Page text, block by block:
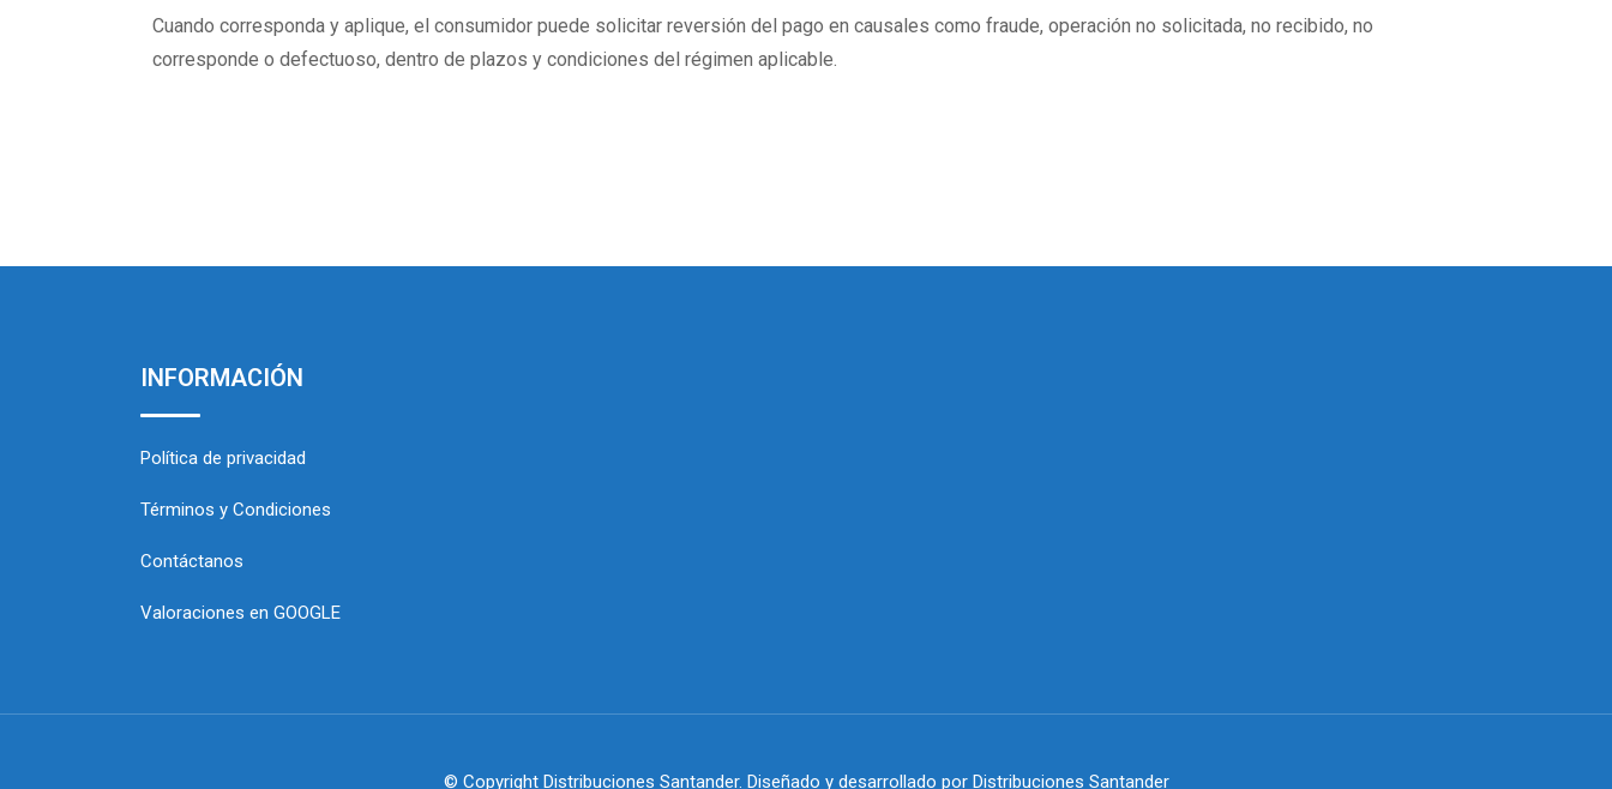
Cuando corresponda y aplique, el consumidor puede solicitar reversión del pago en causales como fraude, operación no solicitada, no recibido, no
corresponde o defectuoso, dentro de plazos y condiciones del régimen aplicable.
INFORMACIÓN
Política de privacidad
Términos y Condiciones
Contáctanos
Valoraciones en GOOGLE
© Copyright Distribuciones Santander. Diseñado y desarrollado por Distribuciones Santander